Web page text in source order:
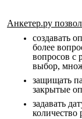
Анкетер.ру
создавать
более
вопросов с
выбор,
защищать
закрытые
задавать
количество